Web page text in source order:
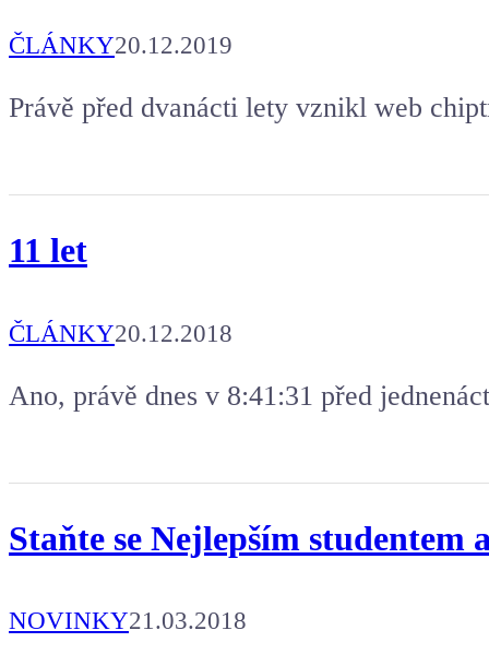
ČLÁNKY20.12.2019
Právě před dvanácti lety vznikl web
11 let
ČLÁNKY20.12.2018
Ano, právě dnes v 8:41:31 před
Staňte se Nejlepším studentem
NOVINKY21.03.2018